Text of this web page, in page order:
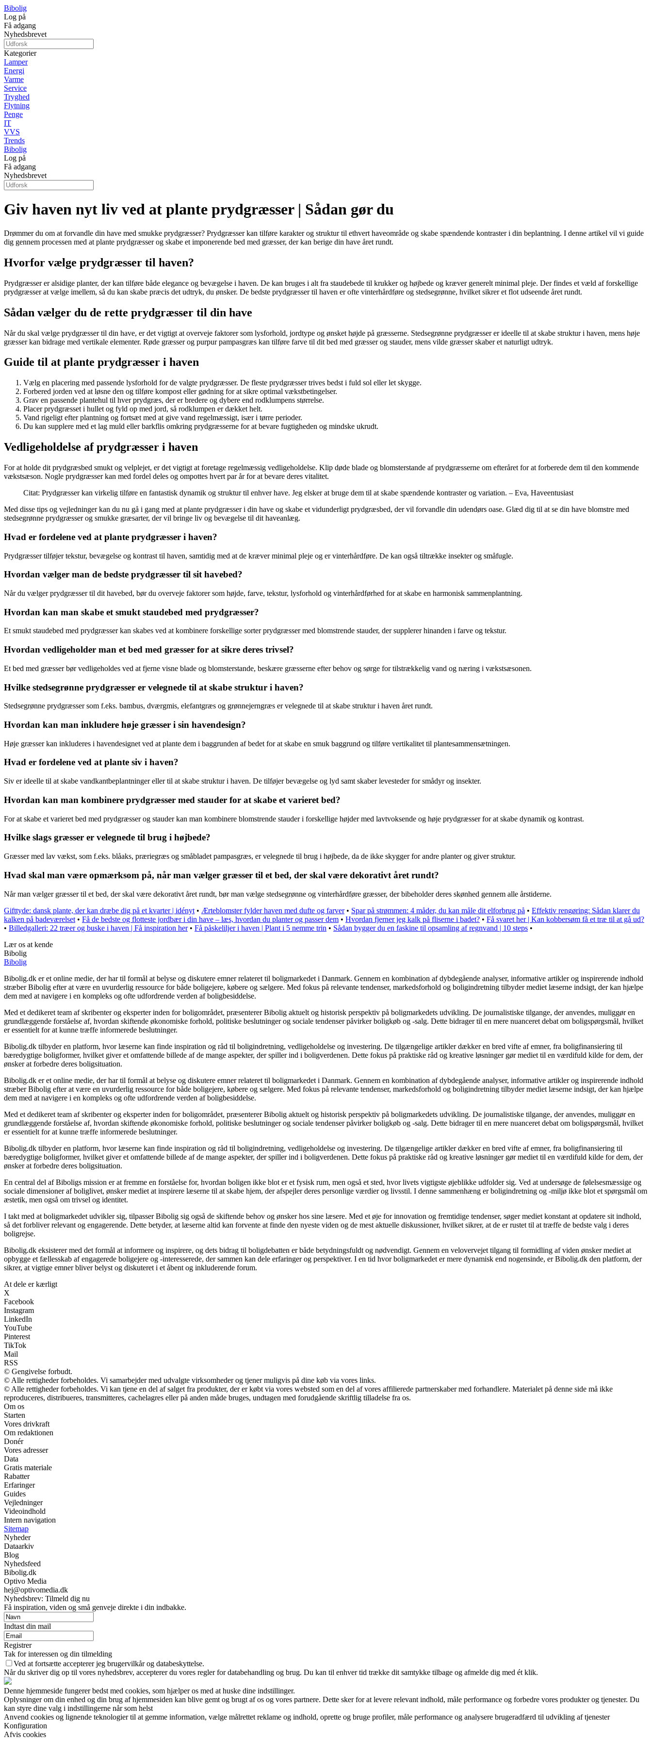
Bibolig
Log på
Få adgang
Nyhedsbrevet
Kategorier
Lamper
Energi
Varme
Service
Tryghed
Flytning
Penge
IT
VVS
Trends
Bibolig
Log på
Få adgang
Nyhedsbrevet
Giv haven nyt liv ved at plante prydgræsser | Sådan gør du
Drømmer du om at forvandle din have med smukke prydgræsser? Prydgræsser kan tilføre karakter og struktur til ethvert haveområde og skabe spændende kontraster i din beplantning. I denne artikel vil vi guide
dig gennem processen med at plante prydgræsser og skabe et imponerende bed med græsser, der kan berige din have året rundt.
Hvorfor vælge prydgræsser til haven?
Prydgræsser er alsidige planter, der kan tilføre både elegance og bevægelse i haven. De kan bruges i alt fra staudebede til krukker og højbede og kræver generelt minimal pleje. Der findes et væld af forskellige
prydgræsser at vælge imellem, så du kan skabe præcis det udtryk, du ønsker. De bedste prydgræsser til haven er ofte vinterhårdføre og stedsegrønne, hvilket sikrer et flot udseende året rundt.
Sådan vælger du de rette prydgræsser til din have
Når du skal vælge prydgræsser til din have, er det vigtigt at overveje faktorer som lysforhold, jordtype og ønsket højde på græsserne. Stedsegrønne prydgræsser er ideelle til at skabe struktur i haven, mens høje
græsser kan bidrage med vertikale elementer. Røde græsser og purpur pampasgræs kan tilføre farve til dit bed med græsser og stauder, mens vilde græsser skaber et naturligt udtryk.
Guide til at plante prydgræsser i haven
Vælg en placering med passende lysforhold for de valgte prydgræsser. De fleste prydgræsser trives bedst i fuld sol eller let skygge.
Forbered jorden ved at løsne den og tilføre kompost eller gødning for at sikre optimal vækstbetingelser.
Grav en passende plantehul til hver prydgræs, der er bredere og dybere end rodklumpens størrelse.
Placer prydgræsset i hullet og fyld op med jord, så rodklumpen er dækket helt.
Vand rigeligt efter plantning og fortsæt med at give vand regelmæssigt, især i tørre perioder.
Du kan supplere med et lag muld eller barkflis omkring prydgræsserne for at bevare fugtigheden og mindske ukrudt.
Vedligeholdelse af prydgræsser i haven
For at holde dit prydgræsbed smukt og velplejet, er det vigtigt at foretage regelmæssig vedligeholdelse. Klip døde blade og blomsterstande af prydgræsserne om efteråret for at forberede dem til den kommende
vækstsæson. Nogle prydgræsser kan med fordel deles og ompottes hvert par år for at bevare deres vitalitet.
Citat: Prydgræsser kan virkelig tilføre en fantastisk dynamik og struktur til enhver have. Jeg elsker at bruge dem til at skabe spændende kontraster og variation. – Eva, Haveentusiast
Med disse tips og vejledninger kan du nu gå i gang med at plante prydgræsser i din have og skabe et vidunderligt prydgræsbed, der vil forvandle din udendørs oase. Glæd dig til at se din have blomstre med
stedsegrønne prydgræsser og smukke græsarter, der vil bringe liv og bevægelse til dit haveanlæg.
Hvad er fordelene ved at plante prydgræsser i haven?
Prydgræsser tilføjer tekstur, bevægelse og kontrast til haven, samtidig med at de kræver minimal pleje og er vinterhårdføre. De kan også tiltrække insekter og småfugle.
Hvordan vælger man de bedste prydgræsser til sit havebed?
Når du vælger prydgræsser til dit havebed, bør du overveje faktorer som højde, farve, tekstur, lysforhold og vinterhårdførhed for at skabe en harmonisk sammenplantning.
Hvordan kan man skabe et smukt staudebed med prydgræsser?
Et smukt staudebed med prydgræsser kan skabes ved at kombinere forskellige sorter prydgræsser med blomstrende stauder, der supplerer hinanden i farve og tekstur.
Hvordan vedligeholder man et bed med græsser for at sikre deres trivsel?
Et bed med græsser bør vedligeholdes ved at fjerne visne blade og blomsterstande, beskære græsserne efter behov og sørge for tilstrækkelig vand og næring i vækstsæsonen.
Hvilke stedsegrønne prydgræsser er velegnede til at skabe struktur i haven?
Stedsegrønne prydgræsser som f.eks. bambus, dværgmis, elefantgræs og grønnejerngræs er velegnede til at skabe struktur i haven året rundt.
Hvordan kan man inkludere høje græsser i sin havendesign?
Høje græsser kan inkluderes i havendesignet ved at plante dem i baggrunden af bedet for at skabe en smuk baggrund og tilføre vertikalitet til plantesammensætningen.
Hvad er fordelene ved at plante siv i haven?
Siv er ideelle til at skabe vandkantbeplantninger eller til at skabe struktur i haven. De tilføjer bevægelse og lyd samt skaber levesteder for smådyr og insekter.
Hvordan kan man kombinere prydgræsser med stauder for at skabe et varieret bed?
For at skabe et varieret bed med prydgræsser og stauder kan man kombinere blomstrende stauder i forskellige højder med lavtvoksende og høje prydgræsser for at skabe dynamik og kontrast.
Hvilke slags græsser er velegnede til brug i højbede?
Græsser med lav vækst, som f.eks. blåaks, præriegræs og småbladet pampasgræs, er velegnede til brug i højbede, da de ikke skygger for andre planter og giver struktur.
Hvad skal man være opmærksom på, når man vælger græsser til et bed, der skal være dekorativt året rundt?
Når man vælger græsser til et bed, der skal være dekorativt året rundt, bør man vælge stedsegrønne og vinterhårdføre græsser, der bibeholder deres skønhed gennem alle årstiderne.
Gifttyde: dansk plante, der kan dræbe dig på et kvarter | idényt • Ærteblomster fylder haven med dufte og farver• Spar på strømmen: 4 måder, du kan måle dit elforbrug på • Effektiv rengøring: Sådan klarer du
kalken på badeværelset • Få de bedste og flotteste jordbær i din have – læs, hvordan du planter og passer dem • Hvordan fjerner jeg kalk på fliserne i badet? • Få svaret her | Kan kobbersøm få et træ til at gå ud?
• Billedgalleri: 22 træer og buske i haven | Få inspiration her• Få påskeliljer i haven | Plant i 5 nemme trin • Sådan bygger du en faskine til opsamling af regnvand | 10 steps •
Lær os at kende
Bibolig
Bibolig
Bibolig.dk er et online medie, der har til formål at belyse og diskutere emner relateret til boligmarkedet i Danmark. Gennem en kombination af dybdegående analyser, informative artikler og inspirerende indhold
stræber Bibolig efter at være en uvurderlig ressource for både boligejere, købere og sælgere. Med fokus på relevante tendenser, markedsforhold og boligindretning tilbyder mediet læserne indsigt, der kan hjælpe
dem med at navigere i en kompleks og ofte udfordrende verden af boligbesiddelse.
Med et dedikeret team af skribenter og eksperter inden for boligområdet, præsenterer Bibolig aktuelt og historisk perspektiv på boligmarkedets udvikling. De journalistiske tilgange, der anvendes, muliggør en
grundlæggende forståelse af, hvordan skiftende økonomiske forhold, politiske beslutninger og sociale tendenser påvirker boligkøb og -salg. Dette bidrager til en mere nuanceret debat om boligspørgsmål, hvilket
er essentielt for at kunne træffe informerede beslutninger.
Bibolig.dk tilbyder en platform, hvor læserne kan finde inspiration og råd til boligindretning, vedligeholdelse og investering. De tilgængelige artikler dækker en bred vifte af emner, fra boligfinansiering til
bæredygtige boligformer, hvilket giver et omfattende billede af de mange aspekter, der spiller ind i boligverdenen. Dette fokus på praktiske råd og kreative løsninger gør mediet til en værdifuld kilde for dem, der
ønsker at forbedre deres boligsituation.
Bibolig.dk er et online medie, der har til formål at belyse og diskutere emner relateret til boligmarkedet i Danmark. Gennem en kombination af dybdegående analyser, informative artikler og inspirerende indhold
stræber Bibolig efter at være en uvurderlig ressource for både boligejere, købere og sælgere. Med fokus på relevante tendenser, markedsforhold og boligindretning tilbyder mediet læserne indsigt, der kan hjælpe
dem med at navigere i en kompleks og ofte udfordrende verden af boligbesiddelse.
Med et dedikeret team af skribenter og eksperter inden for boligområdet, præsenterer Bibolig aktuelt og historisk perspektiv på boligmarkedets udvikling. De journalistiske tilgange, der anvendes, muliggør en
grundlæggende forståelse af, hvordan skiftende økonomiske forhold, politiske beslutninger og sociale tendenser påvirker boligkøb og -salg. Dette bidrager til en mere nuanceret debat om boligspørgsmål, hvilket
er essentielt for at kunne træffe informerede beslutninger.
Bibolig.dk tilbyder en platform, hvor læserne kan finde inspiration og råd til boligindretning, vedligeholdelse og investering. De tilgængelige artikler dækker en bred vifte af emner, fra boligfinansiering til
bæredygtige boligformer, hvilket giver et omfattende billede af de mange aspekter, der spiller ind i boligverdenen. Dette fokus på praktiske råd og kreative løsninger gør mediet til en værdifuld kilde for dem, der
ønsker at forbedre deres boligsituation.
En central del af Biboligs mission er at fremme en forståelse for, hvordan boligen ikke blot er et fysisk rum, men også et sted, hvor livets vigtigste øjeblikke udfolder sig. Ved at undersøge de følelsesmæssige og
sociale dimensioner af boliglivet, ønsker mediet at inspirere læserne til at skabe hjem, der afspejler deres personlige værdier og livsstil. I denne sammenhæng er boligindretning og -miljø ikke blot et spørgsmål om
æstetik, men også om trivsel og identitet.
I takt med at boligmarkedet udvikler sig, tilpasser Bibolig sig også de skiftende behov og ønsker hos sine læsere. Med et øje for innovation og fremtidige tendenser, søger mediet konstant at opdatere sit indhold,
så det forbliver relevant og engagerende. Dette betyder, at læserne altid kan forvente at finde den nyeste viden og de mest aktuelle diskussioner, hvilket sikrer, at de er rustet til at træffe de bedste valg i deres
boligrejse.
Bibolig.dk eksisterer med det formål at informere og inspirere, og dets bidrag til boligdebatten er både betydningsfuldt og nødvendigt. Gennem en velovervejet tilgang til formidling af viden ønsker mediet at
opbygge et fællesskab af engagerede boligejere og -interesserede, der sammen kan dele erfaringer og perspektiver. I en tid hvor boligmarkedet er mere dynamisk end nogensinde, er Bibolig.dk den platform, der
sikrer, at vigtige emner bliver belyst og diskuteret i et åbent og inkluderende forum.
At dele er kærligt
X
Facebook
Instagram
LinkedIn
YouTube
Pinterest
TikTok
Mail
RSS
© Gengivelse forbudt.
© Alle rettigheder forbeholdes. Vi samarbejder med udvalgte virksomheder og tjener muligvis på dine køb via vores links.
© Alle rettigheder forbeholdes. Vi kan tjene en del af salget fra produkter, der er købt via vores websted som en del af vores affilierede partnerskaber med forhandlere. Materialet på denne side må ikke
reproduceres, distribueres, transmitteres, cachelagres eller på anden måde bruges, undtagen med forudgående skriftlig tilladelse fra os.
Om os
Starten
Vores drivkraft
Om redaktionen
Donér
Vores adresser
Data
Gratis materiale
Rabatter
Erfaringer
Guides
Vejledninger
Videoindhold
Intern navigation
Sitemap
Nyheder
Dataarkiv
Blog
Nyhedsfeed
Bibolig.dk
Optivo Media
hej@optivomedia.dk
Nyhedsbrev: Tilmeld dig nu
Få inspiration, viden og små genveje direkte i din indbakke.
Indtast din mail
Registrer
Tak for interessen og din tilmelding
Ved at fortsætte accepterer jeg brugervilkår og databeskyttelse.
Når du skriver dig op til vores nyhedsbrev, accepterer du vores regler for databehandling og brug. Du kan til enhver tid trække dit samtykke tilbage og afmelde dig med ét klik.
Denne hjemmeside fungerer bedst med cookies, som hjælper os med at huske dine indstillinger.
Oplysninger om din enhed og din brug af hjemmesiden kan blive gemt og brugt af os og vores partnere. Dette sker for at levere relevant indhold, måle performance og forbedre vores produkter og tjenester. Du
kan styre dine valg i indstillingerne når som helst
Anvend cookies og lignende teknologier til at gemme information, vælge målrettet reklame og indhold, oprette og bruge profiler, måle performance og analysere brugeradfærd til udvikling af tjenester
Konfiguration
Afvis cookies